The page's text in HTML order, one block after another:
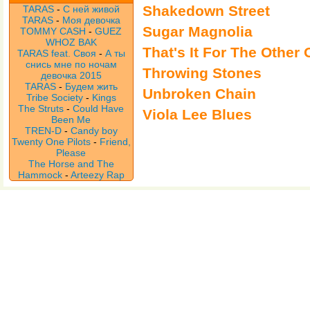
TARAS - С ней живой
TARAS - Моя девочка
TOMMY CASH -GUEZ
WHOZ BAK
TARAS feat. Своя - А ты
снись мне по ночам
девочка 2015
TARAS - Будем жить
Tribe Society - Kings
The Struts -Could Have
Been Me
TREN-D - Candy boy
Twenty One Pilots - Friend,
Please
The Horse and The
Hammock - Arteezy Rap
Shakedown Street
Sugar Magnolia
That's It For The Other
Throwing Stones
Unbroken Chain
Viola Lee Blues